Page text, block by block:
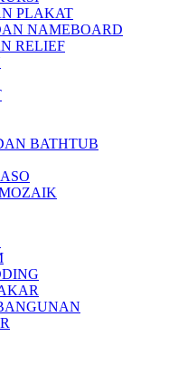
PLAKAT
NAMEBOARD
RELIEF
BATHTUB